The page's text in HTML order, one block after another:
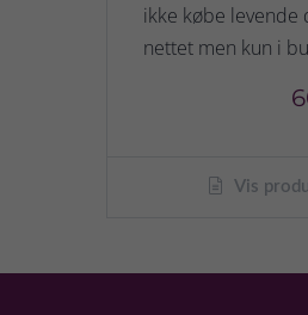
ikke købe levende
nettet men kun i
Vis